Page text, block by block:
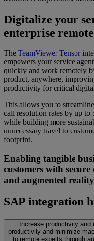
Digitalize your
enterprise
The TeamViewer Tensor
empowers your service
quickly and work remotely
product, anywhere,
productivity for critical digital
This allows you to
call resolution rates by up to
while building more
unnecessary travel to
footprint.
Enabling tangible
customers with
and augmented
SAP integration
Increase productivity
productivity and minimize
to remote experts through